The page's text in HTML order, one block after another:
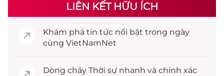
LIÊN KẾT HỮU ÍCH
Khám phá tin tức nổi bật trong ngày
cùng VietNamNet
Dòng chảy Thời sự nhanh và chính xác